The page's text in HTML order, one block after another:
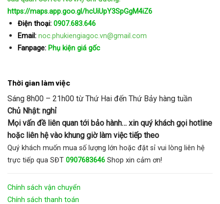
https://maps.app.goo.gl/hcUiUpY3SpGgM4iZ6
Điện thoại: 0907.683.646
Email:noc.phukiengiagoc.vn@gmail.com
Fanpage:Phụ kiện giá gốc
Thời gian làm việc
Sáng 8h00 – 21h00 từ Thứ Hai đến Thứ Bảy hàng tuần
Chủ Nhật: nghỉ
Mọi vấn đề liên quan tới bảo hành… xin quý khách gọi hotline
hoặc liên hệ vào khung giờ làm việc tiếp theo
Quý khách muốn mua số lượng lớn hoặc đặt sỉ vui lòng liên hệ
trực tiếp qua SĐT 0907683646 Shop xin cảm ơn!
Chính sách vận chuyển
Chính sách thanh toán